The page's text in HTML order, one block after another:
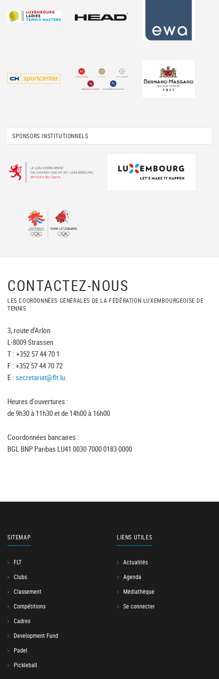
SPONSORS INSTITUTIONNELS
CONTACTEZ-NOUS
LES COORDONNÉES GÉNÉRALES DE LA FÉDÉRATION LUXEMBOURGEOISE DE
TENNIS
3, route d'Arlon
L-8009 Strassen
T : +352 57 44 70 1
F : +352 57 44 70 72
E : secretariat@flt.lu
Heures d'ouvertures :
de 9h30 à 11h30 et de 14h00 à 16h00
Coordonnées bancaires :
BGL BNP Paribas LU41 0030 7000 0183 0000
SITEMAP
FLT
Clubs
Classement
Compétitions
Cadres
Development Fund
Padel
Pickleball
LIENS UTILES
Actualités
Agenda
Médiathèque
Se connecter